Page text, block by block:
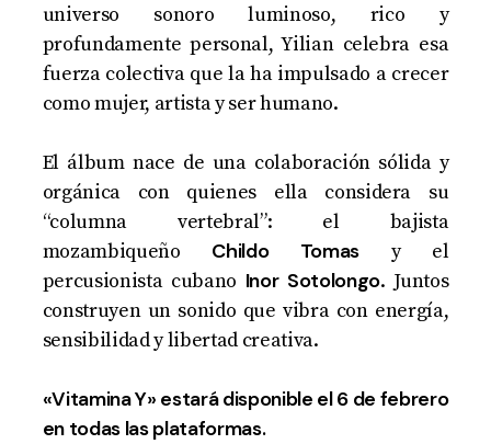
universo sonoro luminoso, rico y
profundamente personal, Yilian celebra esa
fuerza colectiva que la ha impulsado a crecer
como mujer, artista y ser humano.
El álbum nace de una colaboración sólida y
orgánica con quienes ella considera su
“columna vertebral”: el bajista
mozambiqueño Childo Tomas y el
percusionista cubano Inor Sotolongo. Juntos
construyen un sonido que vibra con energía,
sensibilidad y libertad creativa.
«Vitamina Y» estará disponible el 6 de febrero
en todas las plataformas.